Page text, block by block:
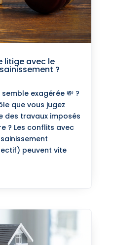
litige avec le
?
exagérée 💸 ?
que vous jugez
des travaux imposés
? Les conflits avec
peuvent vite